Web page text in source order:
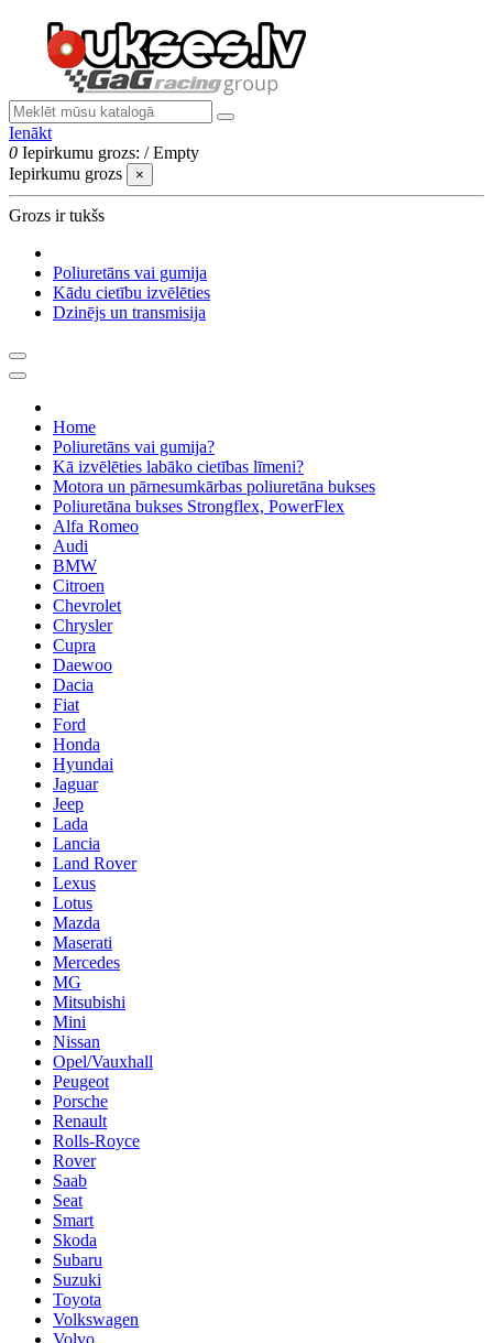
Ienākt
0 Iepirkumu grozs: /Empty
Iepirkumu grozs
×
Grozs ir tukšs
Poliuretāns vai gumija
Kādu cietību izvēlēties
Dzinējs un transmisija
Home
Poliuretāns vai gumija?
Kā izvēlēties labāko cietības līmeni?
Motora un pārnesumkārbas poliuretāna bukses
Poliuretāna bukses Strongflex, PowerFlex
Alfa Romeo
Audi
BMW
Citroen
Chevrolet
Chrysler
Cupra
Daewoo
Dacia
Fiat
Ford
Honda
Hyundai
Jaguar
Jeep
Lada
Lancia
Land Rover
Lexus
Lotus
Mazda
Maserati
Mercedes
MG
Mitsubishi
Mini
Nissan
Opel/Vauxhall
Peugeot
Porsche
Renault
Rolls-Royce
Rover
Saab
Seat
Smart
Skoda
Subaru
Suzuki
Toyota
Volkswagen
Volvo